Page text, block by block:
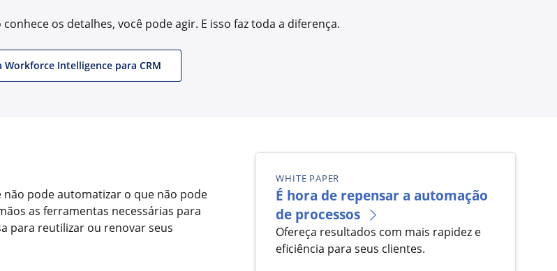
conhece os detalhes, você pode agir. E isso faz toda a diferença.
Workforce Intelligence para CRM
não pode automatizar o que não pode
as ferramentas necessárias para
para reutilizar ou renovar seus
WHITE PAPER
É hora de repensar a automação
de processos
Ofereça resultados com mais rapidez e
eficiência para seus clientes.